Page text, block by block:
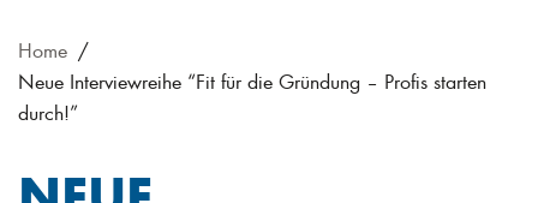
Home
Neue Interviewreihe “Fit für die Gründung – Profis starten
durch!”